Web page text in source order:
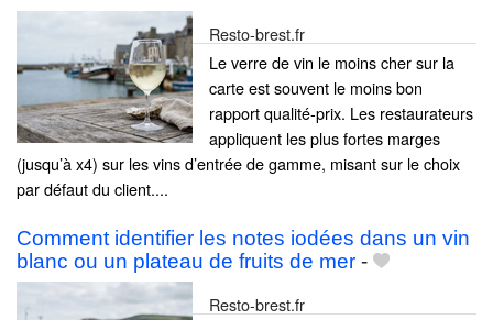
Resto-brest.fr
Le verre de vin le moins cher sur la
carte est souvent le moins bon
rapport qualité-prix. Les restaurateurs
appliquent les plus fortes marges
(jusqu’à x4) sur les vins d’entrée de gamme, misant sur le choix
par défaut du client....
Comment identifier les notes iodées dans un vin
blanc ou un plateau de fruits de mer -
Resto-brest.fr